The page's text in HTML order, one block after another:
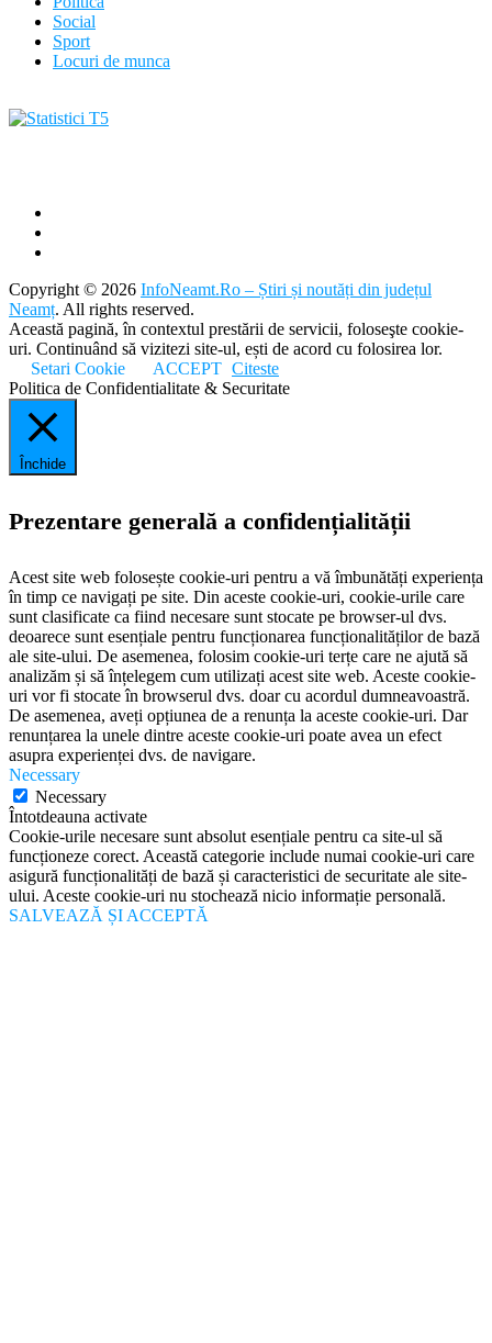
Social
Sport
Locuri de munca
Copyright © 2026 InfoNeamt.Ro – Știri și noutăți din județul
Neamț. All rights reserved.
Această pagină, în contextul prestării de servicii, foloseşte cookie-
uri. Continuând să vizitezi site-ul, ești de acord cu folosirea lor.
Setari Cookie
ACCEPT Citeste
Politica de Confidentialitate & Securitate
Închide
Prezentare generală a confidențialității
Acest site web folosește cookie-uri pentru a vă îmbunătăți experiența
în timp ce navigați pe site. Din aceste cookie-uri, cookie-urile care
sunt clasificate ca fiind necesare sunt stocate pe browser-ul dvs.
deoarece sunt esențiale pentru funcționarea funcționalităților de bază
ale site-ului. De asemenea, folosim cookie-uri terțe care ne ajută să
analizăm și să înțelegem cum utilizați acest site web. Aceste cookie-
uri vor fi stocate în browserul dvs. doar cu acordul dumneavoastră.
De asemenea, aveți opțiunea de a renunța la aceste cookie-uri. Dar
renunțarea la unele dintre aceste cookie-uri poate avea un efect
asupra experienței dvs. de navigare.
Necessary
Necessary
Întotdeauna activate
Cookie-urile necesare sunt absolut esențiale pentru ca site-ul să
funcționeze corect. Această categorie include numai cookie-uri care
asigură funcționalități de bază și caracteristici de securitate ale site-
ului. Aceste cookie-uri nu stochează nicio informație personală.
SALVEAZĂ ȘI ACCEPTĂ